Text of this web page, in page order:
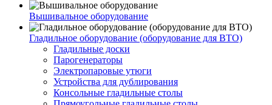
Вышивальное оборудование
Гладильное оборудование (оборудование для ВТО)
Гладильные доски
Парогенераторы
Электропаровые утюги
Устройства для дублирования
Консольные гладильные столы